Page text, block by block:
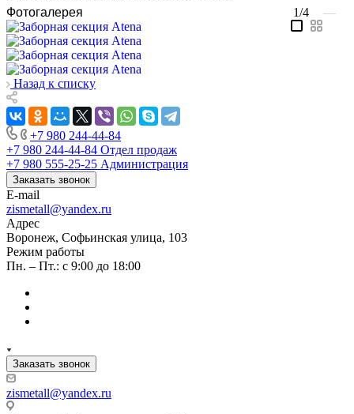
Фотогалерея
1/4 —
Назад к списку
+7 980 244-44-84
+7 980 244-44-84 Отдел продаж
+7 980 555-25-25 Администрация
Заказать звонок
E-mail
zismetall@yandex.ru
Адрес
Воронеж, Софьинская улица, 103
Режим работы
Пн. – Пт.: с 9:00 до 18:00
Заказать звонок
zismetall@yandex.ru